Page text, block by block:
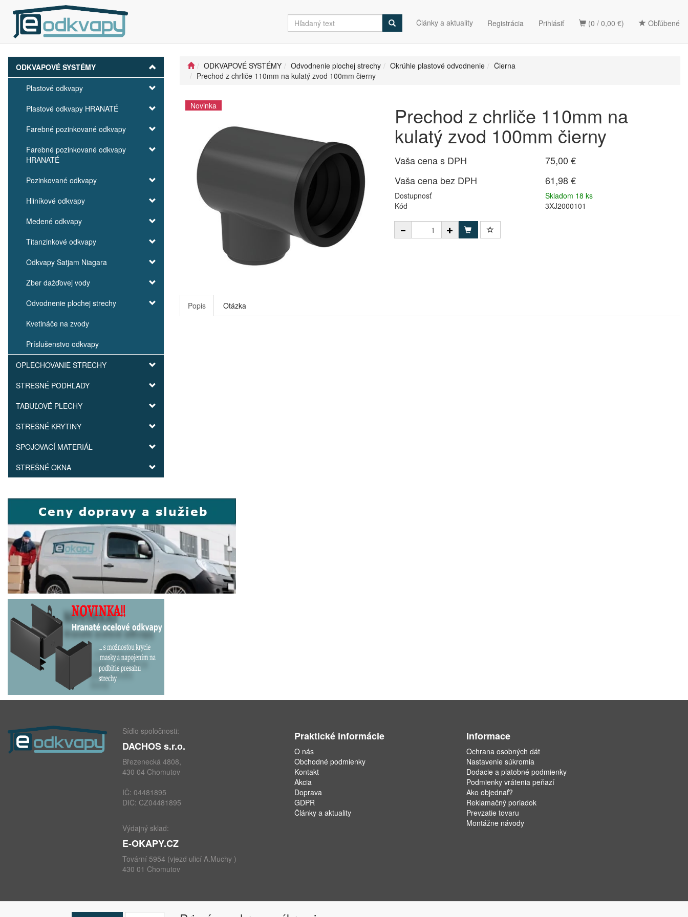
(0 / 0,00 €) Obľúbené
Články a aktuality Registrácia Prihlásiť
ODKVAPOVÉ SYSTÉMY
Plastové odkvapy
Plastové odkvapy HRANATÉ
Farebné pozinkované odkvapy
Farebné pozinkované odkvapy
HRANATÉ
Pozinkované odkvapy
Hliníkové odkvapy
Medené odkvapy
Titanzinkové odkvapy
Odkvapy Satjam Niagara
Zber dažďovej vody
Odvodnenie plochej strechy
Kvetináče na zvody
Príslušenstvo odkvapy
OPLECHOVANIE STRECHY
STREŠNÉ PODHĽADY
TABUĽOVÉ PLECHY
STREŠNÉ KRYTINY
SPOJOVACÍ MATERIÁL
STREŠNÉ OKNA
ODKVAPOVÉ SYSTÉMY Odvodnenie plochej strechy Okrúhle plastové odvodnenie
Čierna
Prechod z chrliče 110mm na kulatý zvod 100mm čierny
Novinka Prechod z chrliče 110mm na
kulatý zvod 100mm čierny
Vaša cena s DPH
75,00 €
Vaša cena bez DPH
61,98 €
Dostupnosť
Skladom 18 ks
Kód
3XJ2000101
Popis Otázka
Sídlo spoločnosti:
DACHOS s.r.o.
Březenecká 4808,
430 04 Chomutov
IČ: 04481895
DIČ: CZ04481895
Výdajný sklad:
E-OKAPY.CZ
Tovární 5954 (vjezd ulicí A.Muchy )
430 01 Chomutov
telefon: +420 724 693 604
Praktické informácie
O nás
Obchodné podmienky
Kontakt
Akcia
Doprava
GDPR
Články a aktuality
Informace
Ochrana osobných dát
Nastavenie súkromia
Dodacie a platobné podmienky
Podmienky vrátenia peňazí
Ako objednať?
Reklamačný poriadok
Prevzatie tovaru
Montážne návody